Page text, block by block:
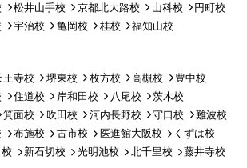
松井山手校 京都北大路校 山科校
円町校
宇治校 亀岡校 桂校 福知山校
王寺校 堺東校 枚方校 高槻校
豊中校
住道校 岸和田校 八尾校
茨木校
箕面校 吹田校 河内長野校 守口校
難波校
布施校 古市校 医進館大阪校
くずは校
新石切校 光明池校 北千里校
藤井寺校